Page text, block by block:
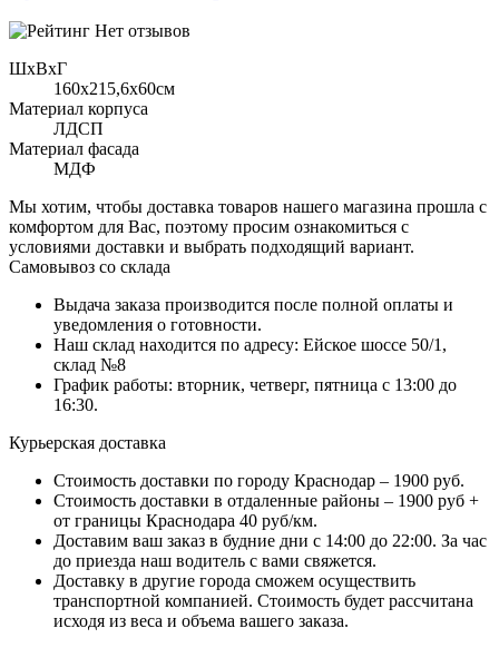
Нет отзывов
ШхВхГ
160x215,6х60см
Материал корпуса
ЛДСП
Материал фасада
МДФ
Мы хотим, чтобы доставка товаров нашего магазина прошла с
комфортом для Вас, поэтому просим ознакомиться с
условиями доставки и выбрать подходящий вариант.
Самовывоз со склада
Выдача заказа производится после полной оплаты и
уведомления о готовности.
Наш склад находится по адресу: Ейское шоссе 50/1,
склад №8
График работы: вторник, четверг, пятница с 13:00 до
16:30.
Курьерская доставка
Стоимость доставки по городу Краснодар – 1900 руб.
Стоимость доставки в отдаленные районы – 1900 руб +
от границы Краснодара 40 руб/км.
Доставим ваш заказ в будние дни с 14:00 до 22:00. За час
до приезда наш водитель с вами свяжется.
Доставку в другие города сможем осуществить
транспортной компанией. Стоимость будет рассчитана
исходя из веса и объема вашего заказа.